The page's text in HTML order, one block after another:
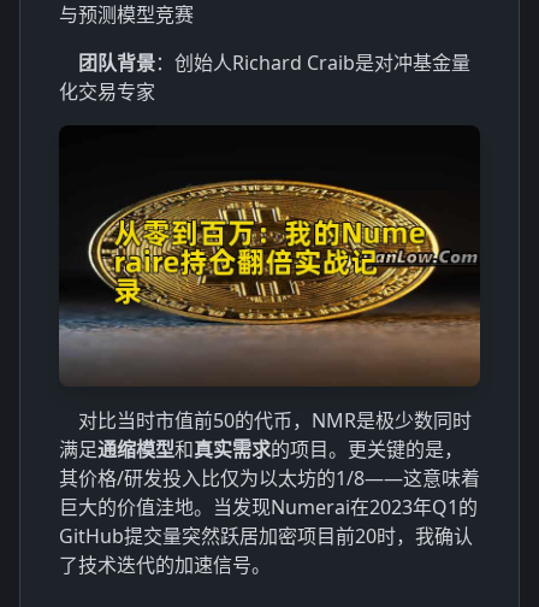
与预测模型竞赛
团队背景：创始人Richard Craib是对冲基金量
化交易专家
对比当时市值前50的代币，NMR是极少数同时
满足通缩模型和真实需求的项目。更关键的是，
其价格/研发投入比仅为以太坊的1/8——这意味着
巨大的价值洼地。当发现Numerai在2023年Q1的
GitHub提交量突然跃居加密项目前20时，我确认
了技术迭代的加速信号。